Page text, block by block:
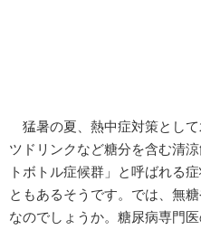
猛暑の夏、熱中症対策とし
ツドリンクなど糖分を含む清
トボトル症候群」と呼ばれる
ともあるそうです。では、無
なのでしょうか。糖尿病専門